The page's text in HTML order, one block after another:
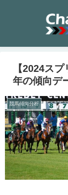
【2024ス
年の傾向デ
競馬傾向分析